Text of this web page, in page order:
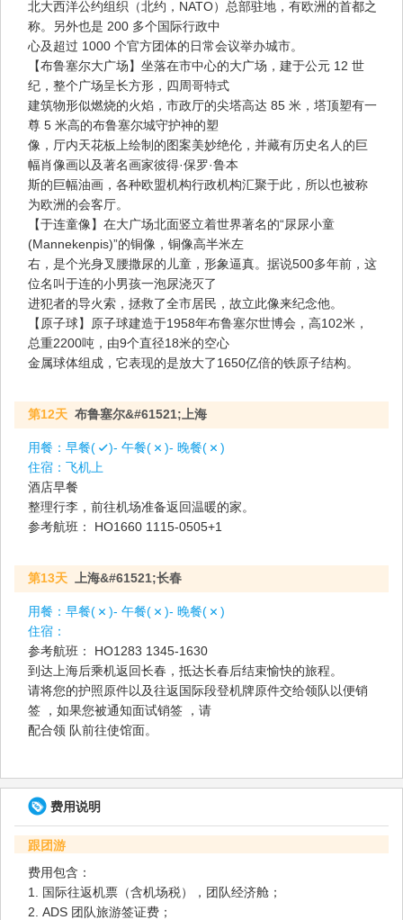
北大西洋公约组织（北约，NATO）总部驻地，有欧洲的首都之
称。另外也是 200 多个国际行政中
心及超过 1000 个官方团体的日常会议举办城市。
【布鲁塞尔大广场】坐落在市中心的大广场，建于公元 12 世
纪，整个广场呈长方形，四周哥特式
建筑物形似燃烧的火焰，市政厅的尖塔高达 85 米，塔顶塑有一
尊 5 米高的布鲁塞尔城守护神的塑
像，厅内天花板上绘制的图案美妙绝伦，并藏有历史名人的巨
幅肖像画以及著名画家彼得·保罗·鲁本
斯的巨幅油画，各种欧盟机构行政机构汇聚于此，所以也被称
为欧洲的会客厅。
【于连童像】在大广场北面竖立着世界著名的“尿尿小童
(Mannekenpis)”的铜像，铜像高半米左
右，是个光身叉腰撒尿的儿童，形象逼真。据说500多年前，这
位名叫于连的小男孩一泡尿浇灭了
进犯者的导火索，拯救了全市居民，故立此像来纪念他。
【原子球】原子球建造于1958年布鲁塞尔世博会，高102米，
总重2200吨，由9个直径18米的空心
金属球体组成，它表现的是放大了1650亿倍的铁原子结构。
第12天 布鲁塞尔&#61521;上海
用餐： 早餐( )- 午餐( )- 晚餐(
)
住宿： 飞机上
酒店早餐
整理行李，前往机场准备返回温暖的家。
参考航班： HO1660 1115-0505+1
第13天 上海&#61521;长春
用餐： 早餐( )- 午餐( )- 晚餐(
)
住宿：
参考航班： HO1283 1345-1630
到达上海后乘机返回长春，抵达长春后结束愉快的旅程。
请将您的护照原件以及往返国际段登机牌原件交给领队以便销
签 ，如果您被通知面试销签 ，请
配合领 队前往使馆面。
费用说明
跟团游
费用包含：
1. 国际往返机票（含机场税），团队经济舱；
2. ADS 团队旅游签证费；